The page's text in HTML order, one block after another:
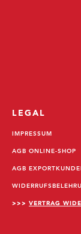
LEGAL
IMPRESSUM
AGB ONLINE-SHOP
AGB
>>> VERTRAG